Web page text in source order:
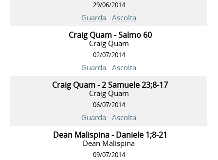
29/06/2014
Guarda Ascolta
Craig Quam - Salmo 60
Craig Quam
02/07/2014
Guarda Ascolta
Craig Quam - 2 Samuele 23;8-17
Craig Quam
06/07/2014
Guarda Ascolta
Dean Malispina - Daniele 1;8-21
Dean Malispina
09/07/2014